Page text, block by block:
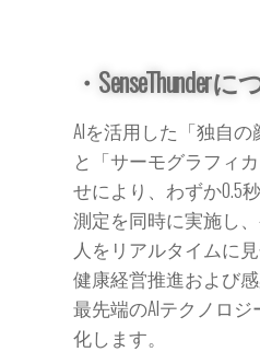
・SenseThunder
AIを活用した「独自の
と「サーモグラフィ
せにより、わずか0.5
測定を同時に実施し
人をリアルタイムに
健康経営推進および感
最先端のAIテクノロ
化します。